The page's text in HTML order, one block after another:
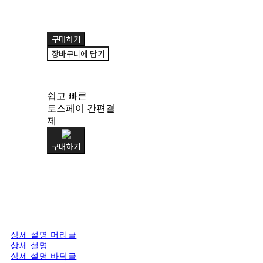
구매하기
장바구니에 담기
쉽고 빠른
토스페이 간편결
제
구매하기
상세 설명 머리글
상세 설명
상세 설명 바닥글